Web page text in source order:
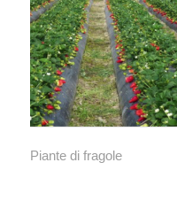
Piante di fragole